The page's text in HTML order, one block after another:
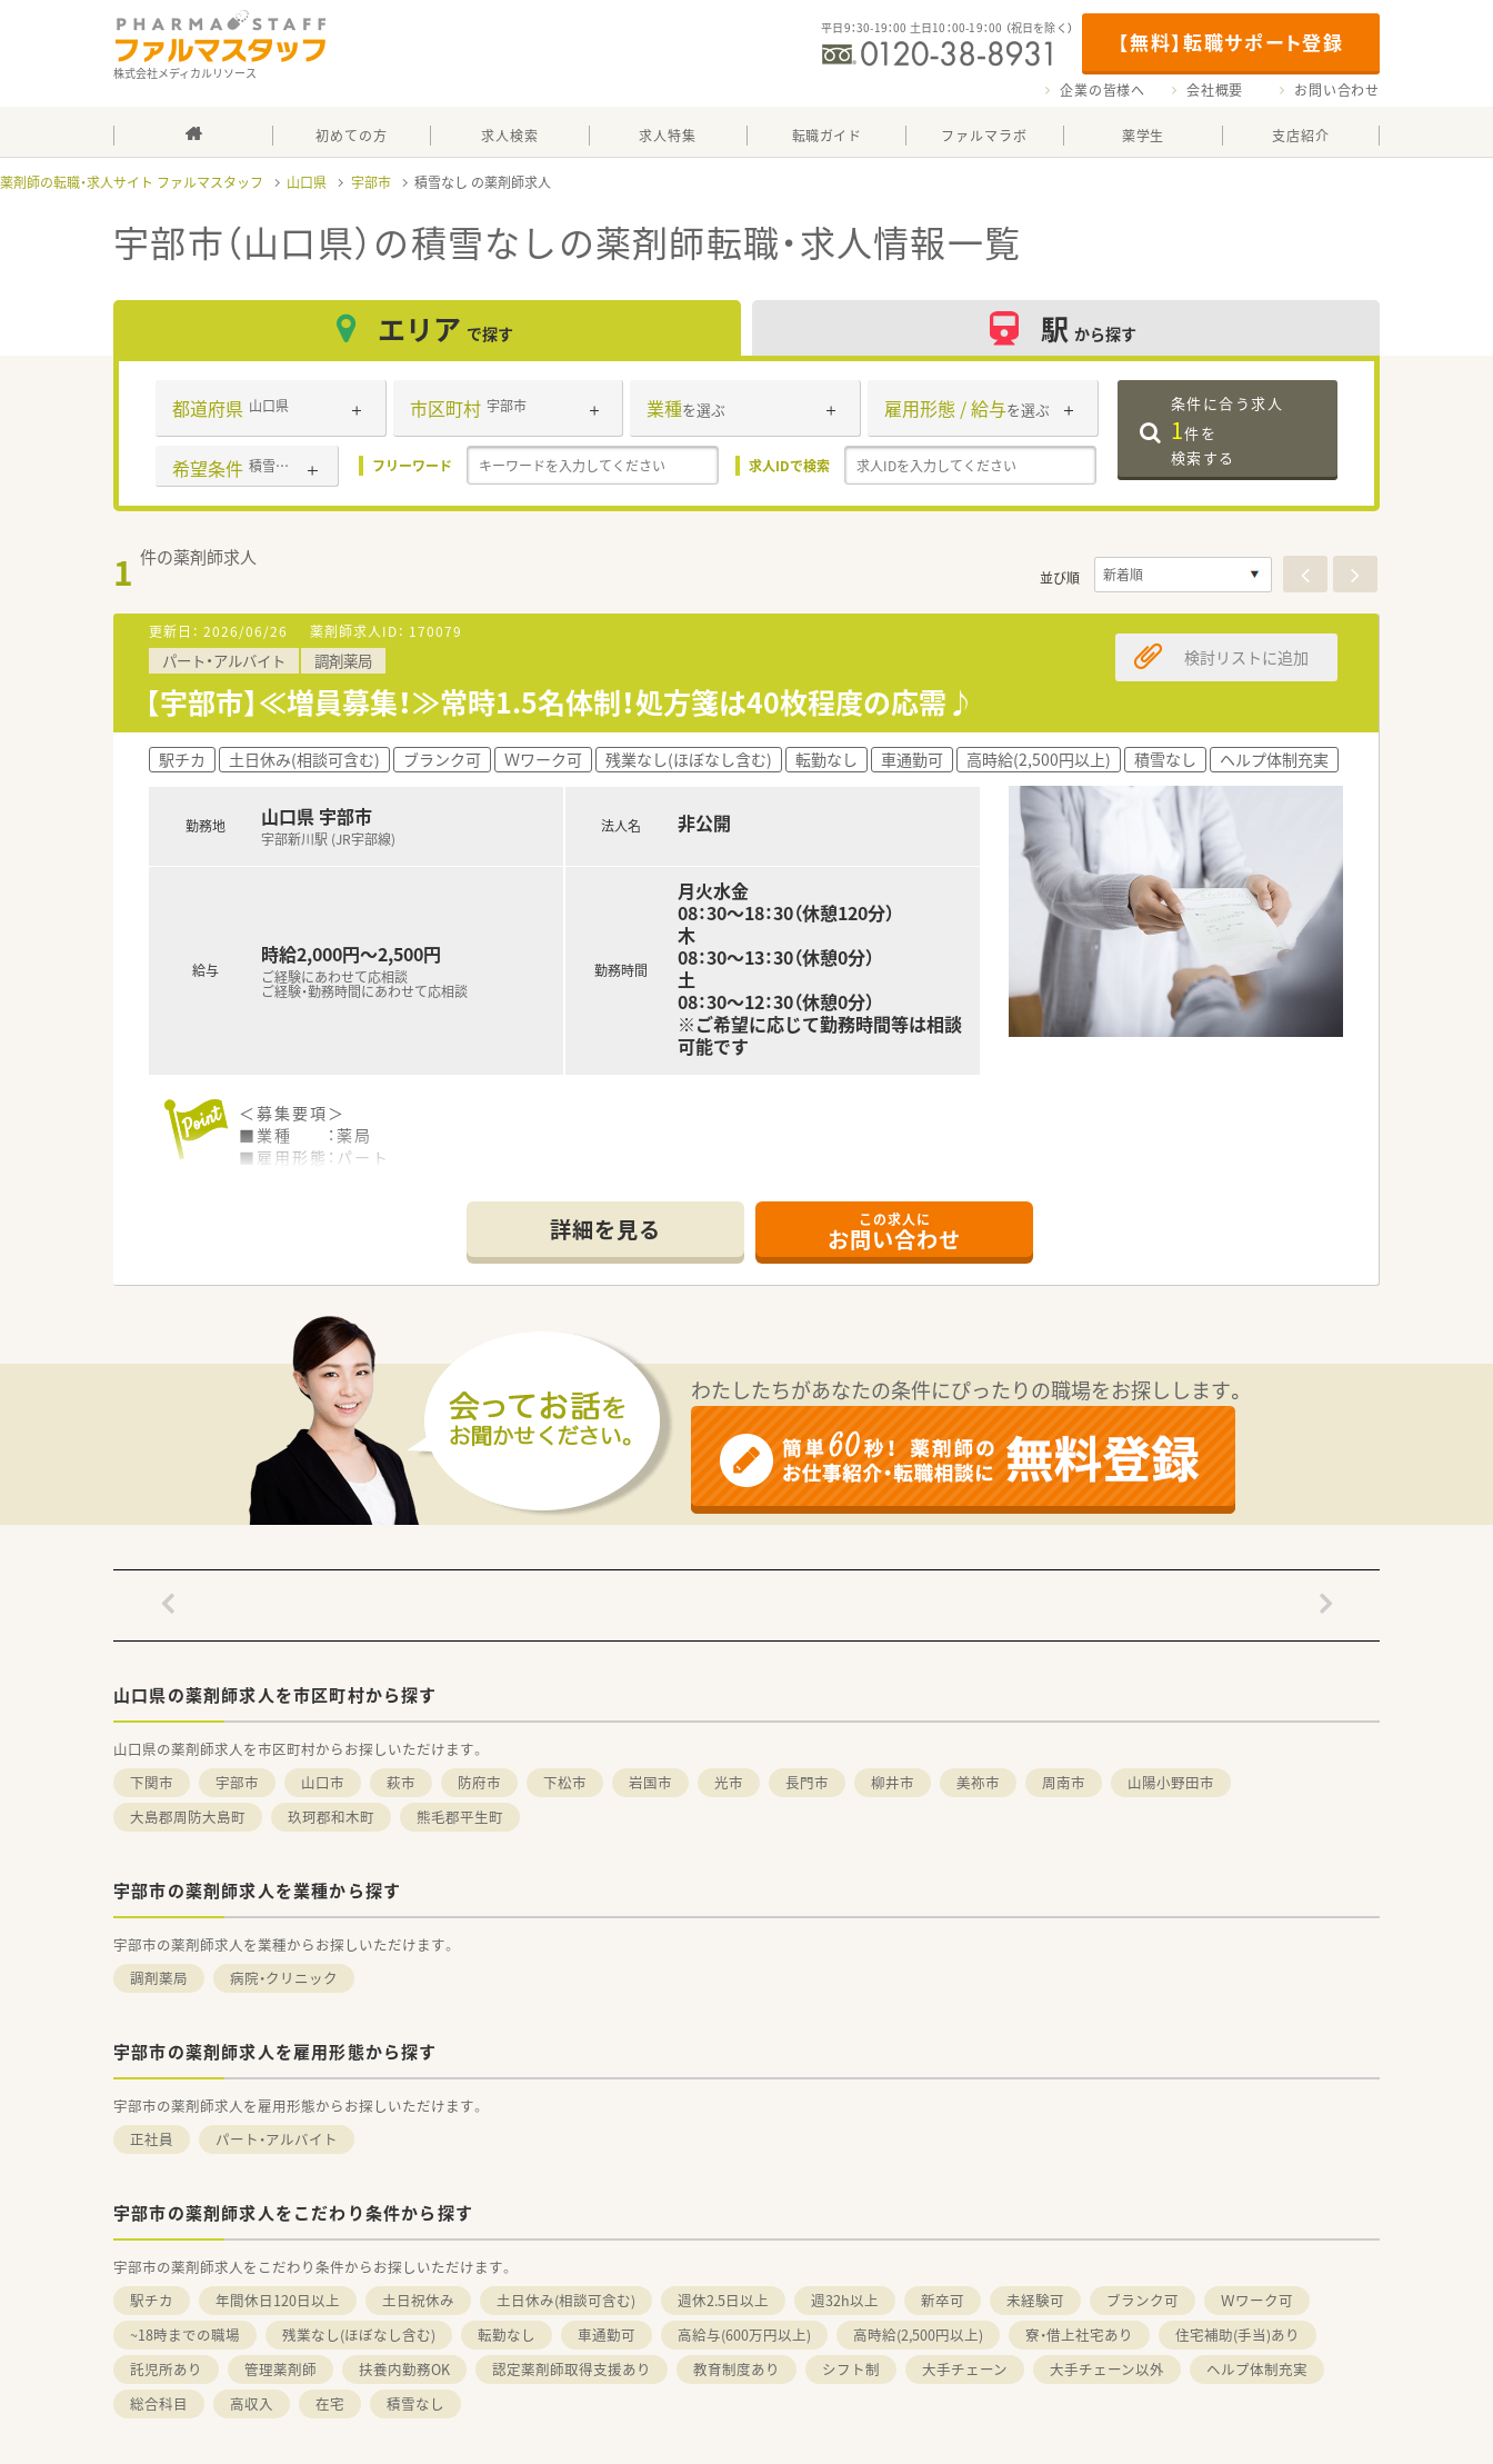
株式会社メディカルリソース
【無料】転職サポート登録
平日9：30-19：00 土日10：00-19：00 （祝日を除く）
企業の皆様へ 会社概要 お問い合わせ
初めての方 求人検索 求人特集 転職ガイド ファルマラボ 薬学生 支店紹介
薬剤師の転職・求人サイト ファルマスタッフ 山口県 宇部市 積雪なし
宇部市（山口県）の積雪なしの薬剤師転職・求人情報一覧
エリア で探す 駅 から探す
都道府県 山口県 市区町村 宇部市 業種を選ぶ 雇用形態 / 給与を選ぶ
希望条件 積雪なし フリーワード 求人IDで検索
条件に合う求人
1件を
検索する
1 件の薬剤師求人
並び順
更新日： 2026/06/26 薬剤師求人ID： 170079
パート・アルバイト 調剤薬局
【宇部市】≪増員募集！≫常時1.5名体制！処方箋は40枚程度の応需♪
検討リストに追加
駅チカ 土日休み(相談可含む) ブランク可 Ｗワーク可 残業なし(ほぼなし含む) 転勤なし 車通勤可 高時給(2,500円以上) 積雪なし ヘルプ体制充実
勤務地 山口県 宇部市
宇部新川駅 (JR宇部線)
給与
時給2,000円～2,500円
ご経験にあわせて応相談
ご経験・勤務時間にあわせて応相談
法人名 非公開
勤務時間
月火水金
08：30～18：30（休憩120分）
木
08：30～13：30（休憩0分）
土
08：30～12：30（休憩0分）
※ご希望に応じて勤務時間等は相談
可能です
＜募集要項＞
■業種 ：薬局
■雇用形態：パート
■資格 ：薬剤師免許をお持ちの方（取得見込みの方を含む）
■休日 ：日祝＋その他シフトに準ずる
【こんな薬局です】立地や人数体制
■宇部新川駅より徒歩5分の場所に店舗があり、アクセスが非常に良好です。
■正社員1名、パート1名の常時1.5名体制で運営しております。
【業務内容】科目や枚数
■内科、アレルギー科、呼吸器内科、リウマチ科が中心に応需しております。
■1日40枚程度の処方箋を受けております。
【調剤設備】
■電子薬歴は調剤くんを利用しております。
詳細を見る この求人に
お問い合わせ
わたしたちがあなたの条件にぴったりの職場をお探しします。
山口県の薬剤師求人を市区町村から探す
山口県の薬剤師求人を市区町村からお探しいただけます。
下関市
宇部市 山口市 萩市 防府市 下松市 岩国市 光市 長門市 柳井市 美祢市 周南市
山陽小野田市
大島郡周防大島町
玖珂郡和木町 熊毛郡平生町
宇部市の薬剤師求人を業種から探す
宇部市の薬剤師求人を業種からお探しいただけます。
調剤薬局
病院・クリニック
宇部市の薬剤師求人を雇用形態から探す
宇部市の薬剤師求人を雇用形態からお探しいただけます。
正社員
パート・アルバイト
宇部市の薬剤師求人をこだわり条件から探す
宇部市の薬剤師求人をこだわり条件からお探しいただけます。
駅チカ
年間休日120日以上 土日祝休み 土日休み(相談可含む) 週休2.5日以上 週32h以上 新卒可 未経験可 ブランク可
Ｗワーク可
~18時までの職場
残業なし(ほぼなし含む) 転勤なし 車通勤可 高給与(600万円以上) 高時給(2,500円以上) 寮・借上社宅あり
住宅補助(手当)あり
託児所あり
管理薬剤師 扶養内勤務OK 認定薬剤師取得支援あり 教育制度あり シフト制 大手チェーン 大手チェーン以外
ヘルプ体制充実
総合科目
高収入 在宅 積雪なし